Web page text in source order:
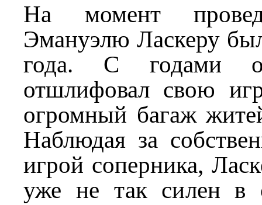
На момент
Эмануэлю Ласкеру
года. С годами
отшлифовал свою
огромный багаж
Наблюдая за
игрой соперника,
уже не так силен в